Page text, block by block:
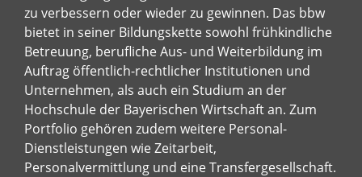
zu verbessern oder wieder zu gewinnen. Das bbw
bietet in seiner Bildungskette sowohl frühkindliche
Betreuung, berufliche Aus- und Weiterbildung im
Auftrag öffentlich-rechtlicher Institutionen und
Unternehmen, als auch ein Studium an der
Hochschule der Bayerischen Wirtschaft an. Zum
Portfolio gehören zudem weitere Personal-
Dienstleistungen wie Zeitarbeit,
Personalvermittlung und eine Transfergesellschaft.